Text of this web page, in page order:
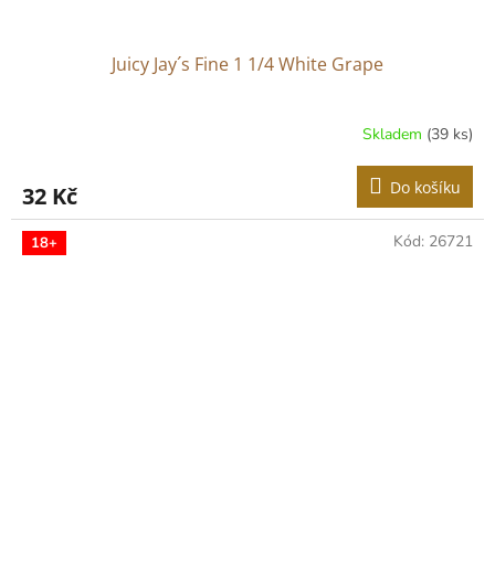
Juicy Jay´s Fine 1 1/4 White Grape
Skladem (39 ks)
32 Kč Do košíku
18+ Kód: 26721